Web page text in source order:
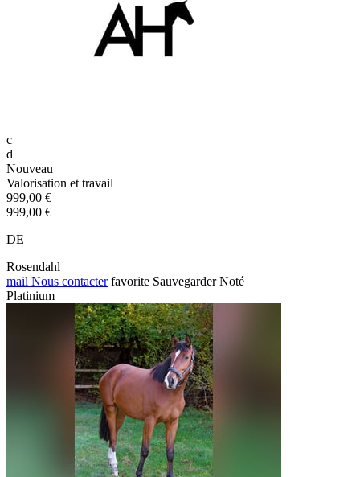
c
d
Nouveau
Valorisation et travail
999,00 €
999,00 €
DE
Rosendahl
mail Nous contacter favorite Sauvegarder Noté
Platinium